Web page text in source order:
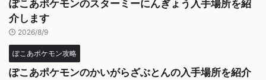
ぽこあポケモンのスターミーにんぎょう入手場所を紹
介します
2026/8/9
ぽこあポケモン攻略
ぽこあポケモンのかいがらざぶとんの入手場所を紹介